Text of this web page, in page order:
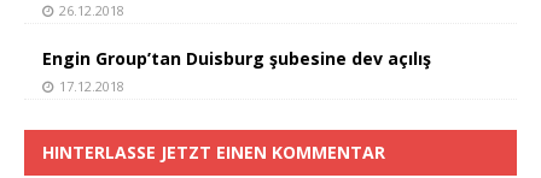
26.12.2018
Engin Group’tan Duisburg şubesine dev açılış
17.12.2018
HINTERLASSE JETZT EINEN KOMMENTAR